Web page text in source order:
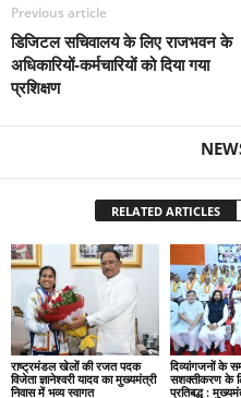
Previous article
डिजिटल सचिवालय के लिए राजभवन के
अधिकारियों-कर्मचारियों को दिया गया
प्रशिक्षण
RELATED ARTICLES
राष्ट्रमंडल खेलों की रजत पदक
विजेता ज्ञानेश्वरी यादव का मुख्यमंत्री
निवास में भव्य स्वागत
दिव्यांगजनों के
सशक्तीकरण के
प्रतिबद्ध :